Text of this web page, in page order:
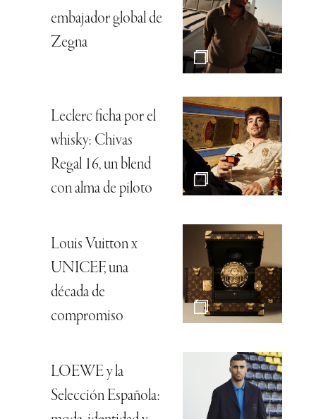
embajador global de
Zegna
Leclerc ficha por el
whisky: Chivas
Regal 16, un blend
con alma de piloto
Louis Vuitton x
UNICEF, una
década de
compromiso
LOEWE y la
Selección Española: